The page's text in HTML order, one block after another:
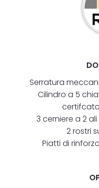
Serratura
Cilindro a 5
3 cerniere a 2
2 rostri
Piatti di